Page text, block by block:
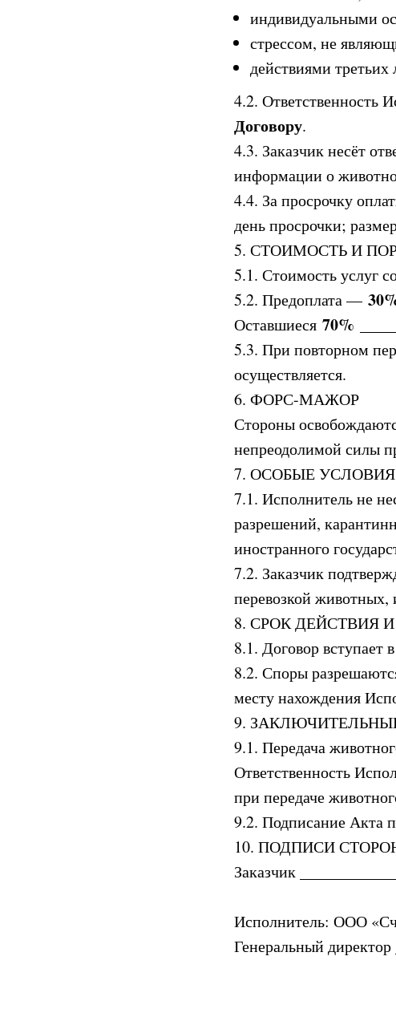
индивидуальными
стрессом, не
действиями третьих
4.2. Ответственность
Договору.
4.3. Заказчик несёт
информации о
4.4. За просрочку
день просрочки;
5. СТОИМОСТЬ И
5.1. Стоимость услуг
5.2. Предоплата —
Оставшиеся 70%
5.3. При повторном
осуществляется.
6. ФОРС-МАЖОР
Стороны
непреодолимой силы
7. ОСОБЫЕ УСЛОВИЯ
7.1. Исполнитель не
разрешений,
иностранного
7.2. Заказчик
перевозкой животных,
8. СРОК ДЕЙСТВИЯ
8.1. Договор вступает
8.2. Споры
месту нахождения
9.
9.1. Передача
Ответственность
при передаче
9.2. Подписание Акта
10. ПОДПИСИ
Заказчик
Исполнитель: ООО
Генеральный